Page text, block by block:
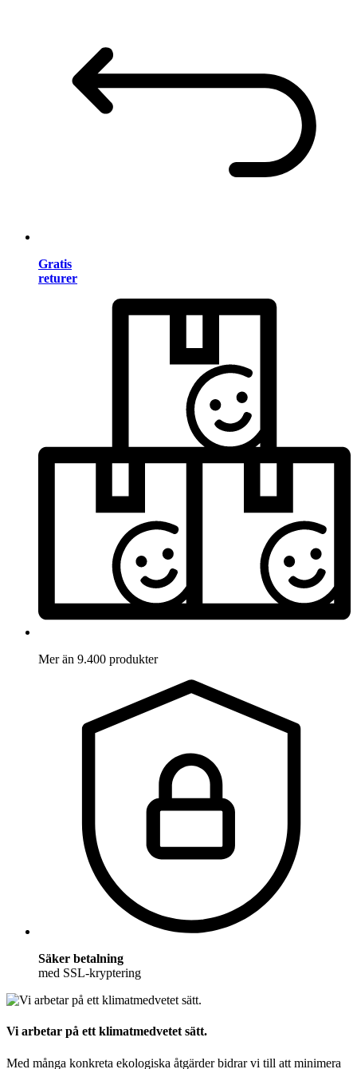
Gratis
returer
Mer än 9.400 produkter
Säker betalning
med SSL-kryptering
Vi arbetar på ett klimatmedvetet sätt.
Med många konkreta ekologiska åtgärder bidrar vi till att minimera